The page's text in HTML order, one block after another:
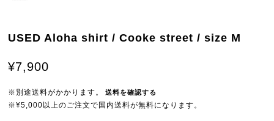
USED Aloha shirt / Cooke street / size M
¥7,900
※別途送料がかかります。 送料を確認する
※¥5,000以上のご注文で国内送料が無料になります。